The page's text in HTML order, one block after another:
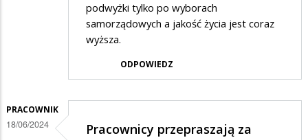
Suwałkach
podwyżki tylko po wyborach
samorządowych a jakość życia jest coraz
wyższa.
ODPOWIEDZ
PRACOWNIK
18/06/2024
Pracownicy przepraszają za